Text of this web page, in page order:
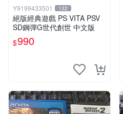
Y9199433501 132
絕版經典遊戲 PS VITA PSV
SD鋼彈G世代創世 中文版
$990